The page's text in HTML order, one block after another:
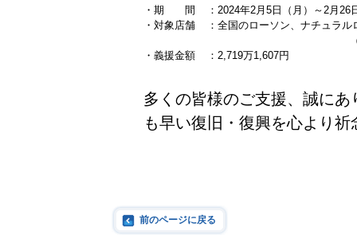
・期 間
・対象店舗
・義援金額
：2024年2月5日（月）～2月26
：全国のローソン、ナチュラル
：2,719万1,607円
多くの皆様のご支援、誠に
も早い復旧・復興を心より祈
前のページに戻る